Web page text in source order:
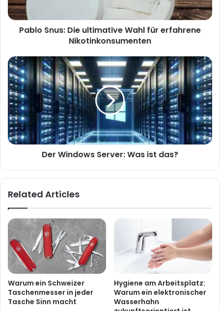
Pablo Snus: Die ultimative Wahl für erfahrene
Nikotinkonsumenten
Der Windows Server: Was ist das?
Related Articles
Warum ein Schweizer
Taschenmesser in jeder
Tasche Sinn macht
Hygiene am Arbeitsplatz:
Warum ein elektronischer
Wasserhahn